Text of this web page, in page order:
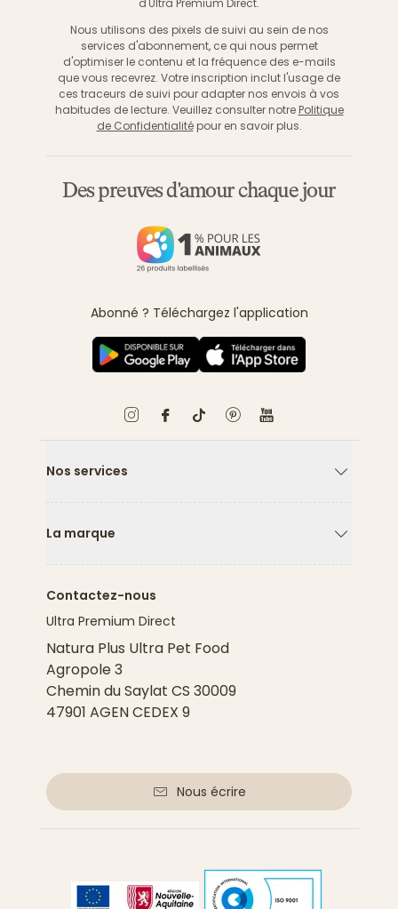
d'Ultra Premium Direct.
Nous utilisons des pixels de suivi au sein de nos
services d'abonnement, ce qui nous permet
d'optimiser le contenu et la fréquence des e-mails
que vous recevrez. Votre inscription inclut l'usage de
ces traceurs de suivi pour adapter nos envois à vos
habitudes de lecture. Veuillez consulter notre Politique
de Confidentialitépour en savoir plus.
Des preuves d'amour chaque jour
Abonné ? Téléchargez l'application
Nos services
La marque
Contactez-nous
Ultra Premium Direct
Natura Plus Ultra Pet Food
Agropole 3
Chemin du Saylat CS 30009
47901 AGEN CEDEX 9
Nous écrire